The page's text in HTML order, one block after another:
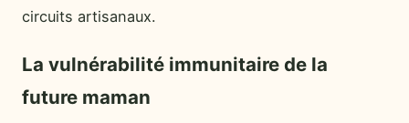
circuits artisanaux.
La vulnérabilité immunitaire de la
future maman